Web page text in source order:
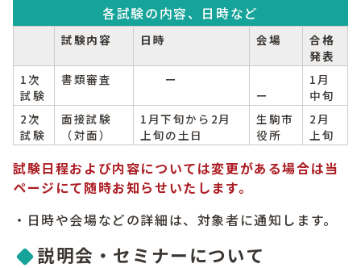
各試験の内容、日時など
試験内容 日時 会場
合格
発表
1次
試験
書類審査
ー
ー
1月
中旬
2次
試験
面接試験
（対面）
1月下旬から2月
上旬の土日
生駒市
役所
2月
上旬
試験日程および内容については変更がある場合は当
ページにて随時お知らせいたします。
・日時や会場などの詳細は、対象者に通知します。
説明会・セミナーについて